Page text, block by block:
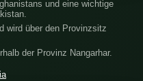
und eine wichtige
wird über den Provinzsitz
der Provinz Nangarhar.